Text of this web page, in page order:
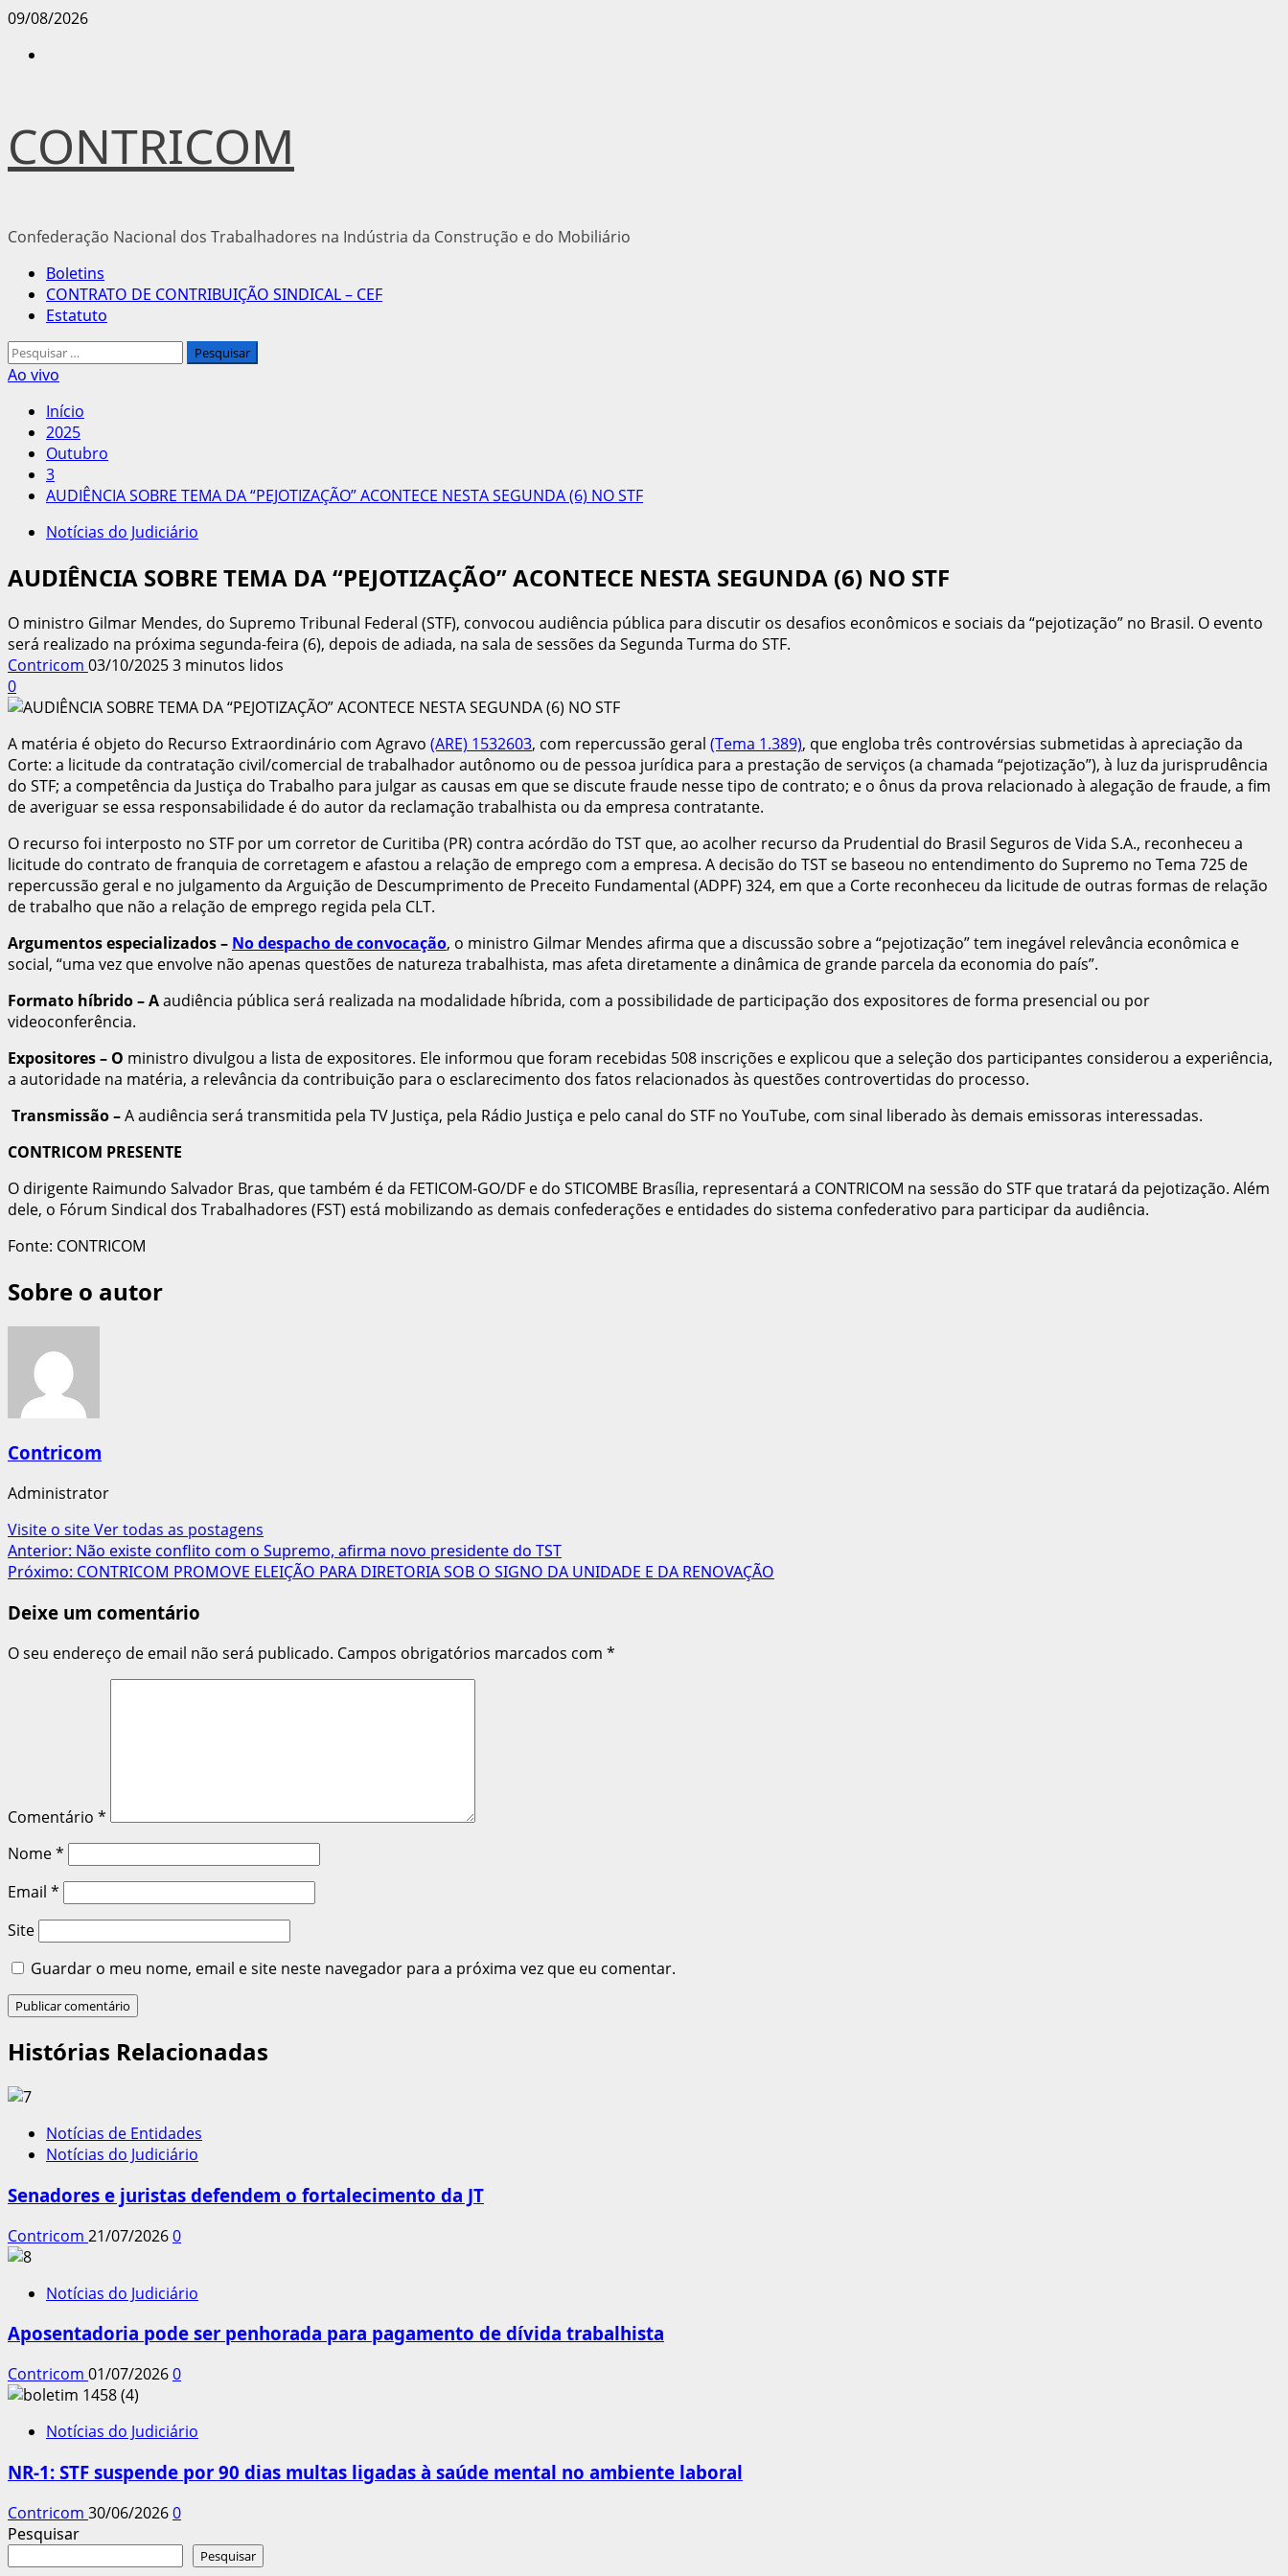
Avançar
09/08/2026
CONTRICOM
Confederação Nacional dos Trabalhadores na Indústria da Construção e do Mobiliário
Menu
principal
Boletins
CONTRATO DE CONTRIBUIÇÃO SINDICAL – CEF
Estatuto
Pesquisar
por:
Ao vivo
Início
2025
Outubro
3
AUDIÊNCIA SOBRE TEMA DA “PEJOTIZAÇÃO” ACONTECE NESTA SEGUNDA (6) NO STF
Notícias do Judiciário
AUDIÊNCIA SOBRE TEMA DA “PEJOTIZAÇÃO” ACONTECE NESTA SEGUNDA (6) NO STF
O ministro Gilmar Mendes, do Supremo Tribunal Federal (STF), convocou audiência pública para discutir os desafios econômicos e sociais da “pejotização” no Brasil. O evento
será realizado na próxima segunda-feira (6), depois de adiada, na sala de sessões da Segunda Turma do STF.
Contricom 03/10/20253 minutos lidos
0
A matéria é objeto do Recurso Extraordinário com Agravo (ARE) 1532603, com repercussão geral (Tema 1.389), que engloba três controvérsias submetidas à apreciação da
Corte: a licitude da contratação civil/comercial de trabalhador autônomo ou de pessoa jurídica para a prestação de serviços (a chamada “pejotização”), à luz da jurisprudência
do STF; a competência da Justiça do Trabalho para julgar as causas em que se discute fraude nesse tipo de contrato; e o ônus da prova relacionado à alegação de fraude, a fim
de averiguar se essa responsabilidade é do autor da reclamação trabalhista ou da empresa contratante.
O recurso foi interposto no STF por um corretor de Curitiba (PR) contra acórdão do TST que, ao acolher recurso da Prudential do Brasil Seguros de Vida S.A., reconheceu a
licitude do contrato de franquia de corretagem e afastou a relação de emprego com a empresa. A decisão do TST se baseou no entendimento do Supremo no Tema 725 de
repercussão geral e no julgamento da Arguição de Descumprimento de Preceito Fundamental (ADPF) 324, em que a Corte reconheceu da licitude de outras formas de relação
de trabalho que não a relação de emprego regida pela CLT.
Argumentos especializados– No despacho de convocação, o ministro Gilmar Mendes afirma que a discussão sobre a “pejotização” tem inegável relevância econômica e
social, “uma vez que envolve não apenas questões de natureza trabalhista, mas afeta diretamente a dinâmica de grande parcela da economia do país”.
Formato híbrido– Aaudiência pública será realizada na modalidade híbrida, com a possibilidade de participação dos expositores de forma presencial ou por
videoconferência.
Expositores– O ministro divulgou a lista de expositores. Ele informou que foram recebidas 508 inscrições e explicou que a seleção dos participantes considerou a experiência,
a autoridade na matéria, a relevância da contribuição para o esclarecimento dos fatos relacionados às questões controvertidas do processo.
Transmissão–A audiência será transmitida pela TV Justiça, pela Rádio Justiça e pelo canal do STF no YouTube, com sinal liberado às demais emissoras interessadas.
CONTRICOM PRESENTE
O dirigente Raimundo Salvador Bras, que também é da FETICOM-GO/DF e do STICOMBE Brasília, representará a CONTRICOM na sessão do STF que tratará da pejotização. Além
dele, o Fórum Sindical dos Trabalhadores (FST) está mobilizando as demais confederações e entidades do sistema confederativo para participar da audiência.
Fonte: CONTRICOM
Sobre o autor
Contricom
Administrator
Visite o siteVer todas as postagens
Navegação
de
artigos
Anterior: Não existe conflito com o Supremo, afirma novo presidente do TST
Próximo: CONTRICOM PROMOVE ELEIÇÃO PARA DIRETORIA SOB O SIGNO DA UNIDADE E DA RENOVAÇÃO
Deixe um comentário
O seu endereço de email não será publicado. Campos obrigatórios marcados com *
Comentário *
Nome*
Email *
Site
Guardar o meu nome, email e site neste navegador para a próxima vez que eu comentar.
Histórias Relacionadas
Notícias de Entidades
Notícias do Judiciário
Senadores e juristas defendem o fortalecimento da JT
Contricom 21/07/20260
Notícias do Judiciário
Aposentadoria pode ser penhorada para pagamento de dívida trabalhista
Contricom 01/07/20260
Notícias do Judiciário
NR-1: STF suspende por 90 dias multas ligadas à saúde mental no ambiente laboral
Contricom 30/06/20260
Pesquisar
Pesquisar